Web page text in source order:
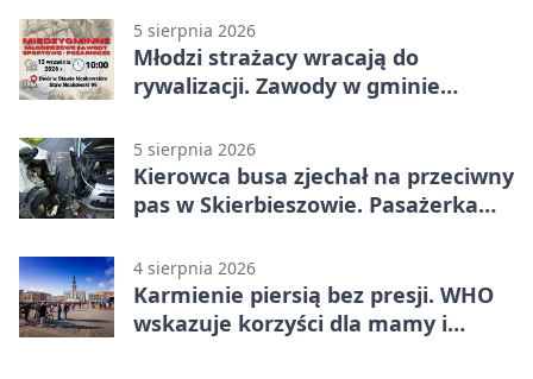
5 sierpnia 2026
Młodzi strażacy wracają do
rywalizacji. Zawody w gminie
5 sierpnia 2026
Kierowca busa zjechał na przeciwny
pas w Skierbieszowie. Pasażerka
4 sierpnia 2026
Karmienie piersią bez presji. WHO
wskazuje korzyści dla mamy i